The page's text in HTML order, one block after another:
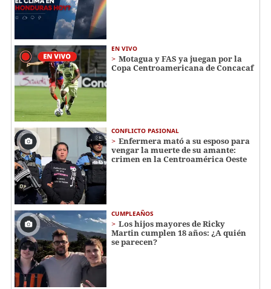
EN VIVO
Motagua y FAS ya juegan por la
Copa Centroamericana de Concacaf
CONFLICTO PASIONAL
Enfermera mató a su esposo para
vengar la muerte de su amante:
crimen en la Centroamérica Oeste
CUMPLEAÑOS
Los hijos mayores de Ricky
Martin cumplen 18 años: ¿A quién
se parecen?